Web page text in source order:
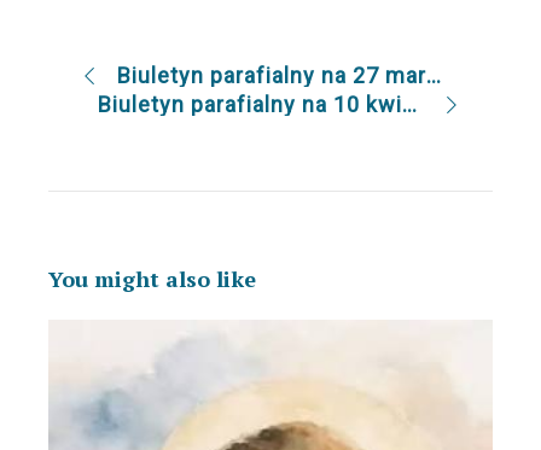
Biuletyn parafialny na 27 marca 2022
Biuletyn parafialny na 10 kwietnia 2022
You might also like